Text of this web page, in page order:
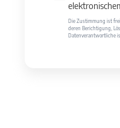
Die Zustimmung ist
deren Berichtigung,
Datenverantwortliche